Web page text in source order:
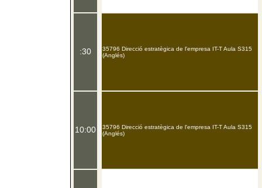
:30
10:00
35796 Direcció estratègica de l'empresa IT-T Aula S315
(Anglés)
35796 Direcció estratègica de l'empresa IT-T Aula S315
(Anglés)